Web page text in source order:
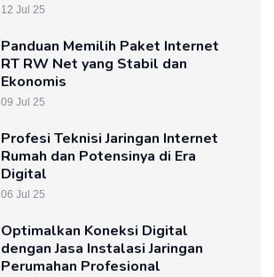
12 Jul 25
Panduan Memilih Paket Internet
RT RW Net yang Stabil dan
Ekonomis
09 Jul 25
Profesi Teknisi Jaringan Internet
Rumah dan Potensinya di Era
Digital
06 Jul 25
Optimalkan Koneksi Digital
dengan Jasa Instalasi Jaringan
Perumahan Profesional